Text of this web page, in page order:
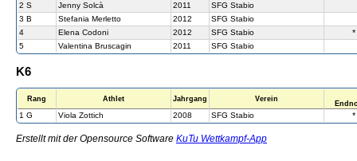
2 S
Jenny Solcà 2011
SFG Stabio
3 B
Stefania Merletto 2012
SFG Stabio
4
Elena Codoni 2012
SFG Stabio
5
Valentina Bruscagin 2011 SFG Stabio
K6
Rang Athlet Jahrgang Verein
1 G Viola Zottich 2008 SFG Stabio
Erstellt mit der Opensource Software KuTu Wettkampf-App